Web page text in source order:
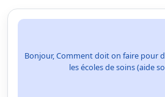
Bonjour, Comment doit on faire pour
les écoles de soins (aide